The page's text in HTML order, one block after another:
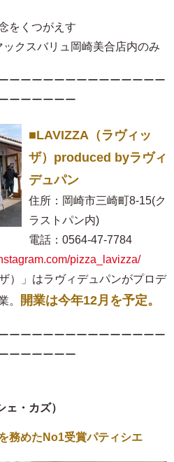
をくつがえす
クスバリュ岡崎美合店内のみ
ーーーーーーーーーーーーーー
ーーーーーー
■LAVIZZA（ラヴィッ
ザ）produced byラヴィ
デュパン
住所：岡崎市三崎町8-15(ク
ラストパン内)
電話：0564-47-7784
pizza_lavizza/
）」はラヴィデュパンがプロデ
。
開業は今年12月を予定。
ーーーーーーーーーーーーーー
ーーーーーー
・カズ）
務めたNo1受賞パティシエ